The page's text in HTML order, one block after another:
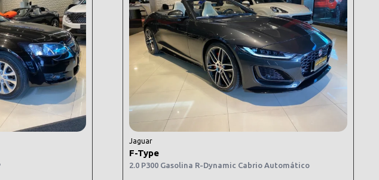
Jaguar
F-Type
2.0 P300 Gasolina R-Dynamic Cabrio Automático